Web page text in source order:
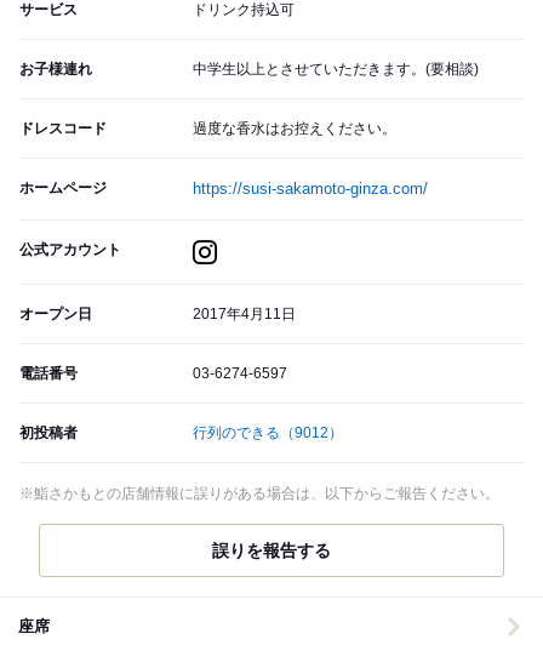
サービス ドリンク持込可
お子様連れ 中学生以上とさせていただきます。(要相談)
ドレスコード 過度な香水はお控えください。
ホームページ https://susi-sakamoto-ginza.com/
公式アカウント
オープン日 2017年4月11日
電話番号 03-6274-6597
初投稿者 行列のできる （9012）
※鮨さかもとの店舗情報に誤りがある場合は、以下からご報告ください。
誤りを報告する
座席